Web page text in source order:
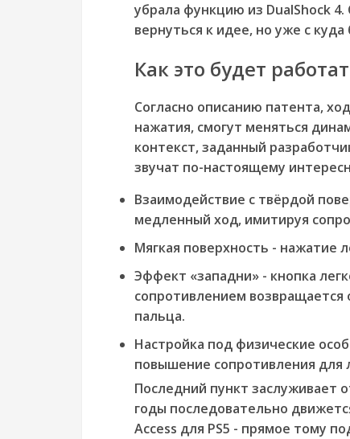
убрала функцию из DualShock
вернуться к идее, но уже с
Как это будет
Согласно описанию патента,
нажатия, смогут меняться
контекст, заданный
звучат по-настоящему
Взаимодействие с твёрдой
медленный ход, имитируя
Мягкая поверхность - нажатие
Эффект «западни» - кнопка
сопротивлением
пальца.
Настройка под физические
повышение сопротивления
Последний пункт заслуживает
годы последовательно
Access для PS5 - прямое тому